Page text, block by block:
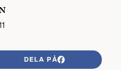
DELA PÅ